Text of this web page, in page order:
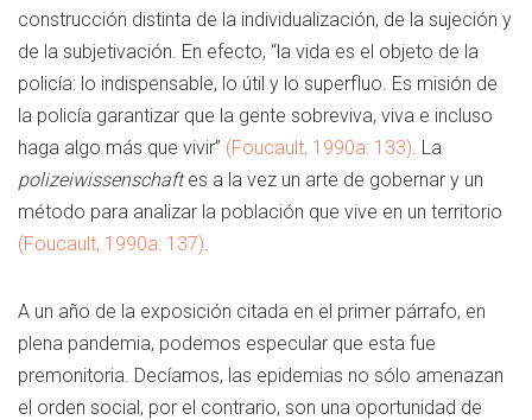
construcción distinta de la individualización, de la sujeción y
de la subjetivación. En efecto, “la vida es el objeto de la
policía: lo indispensable, lo útil y lo superfluo. Es misión de
la policía garantizar que la gente sobreviva, viva e incluso
haga algo más que vivir” (Foucault, 1990a: 133) . La
polizeiwissenschaftes a la vez un arte de gobernar y un
método para analizar la población que vive en un territorio
(Foucault, 1990a: 137)
A un año de la exposición citada en el primer párrafo, en
plena pandemia, podemos especular que esta fue
premonitoria. Decíamos, las epidemias no sólo amenazan
el orden social, por el contrario, son una oportunidad de